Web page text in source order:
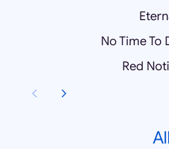
No Time To
Red